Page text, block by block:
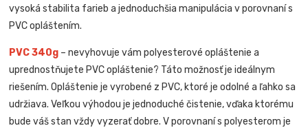
vysoká stabilita farieb a jednoduchšia manipulácia v porovnaní s
PVC opláštením.
PVC 340g – nevyhovuje vám polyesterové opláštenie a
uprednostňujete PVC opláštenie? Táto možnosť je ideálnym
riešením. Opláštenie je vyrobené z PVC, ktoré je odolné a ľahko sa
udržiava. Veľkou výhodou je jednoduché čistenie, vďaka ktorému
bude váš stan vždy vyzerať dobre. V porovnaní s polyesterom je